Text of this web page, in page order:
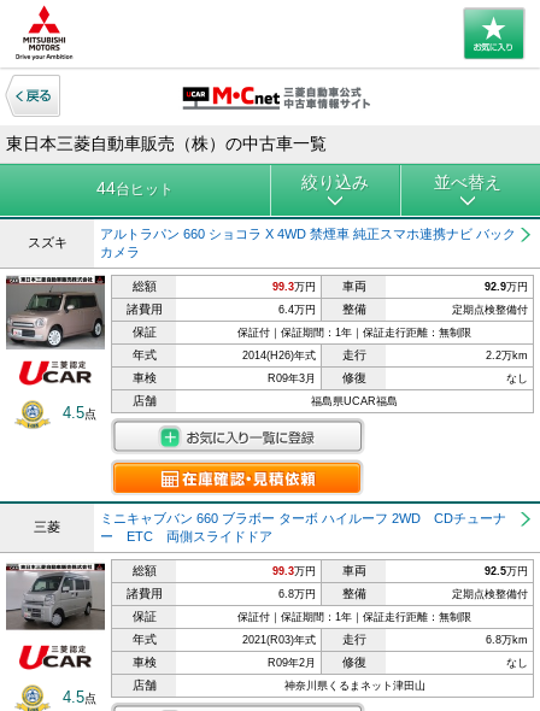
東日本三菱自動車販売（株）の中古車一覧
44台ヒット 絞り込み 並べ替え
スズキ
アルトラパン 660 ショコラ X 4WD 禁煙車 純正スマホ連携ナビ バック
カメラ
4.5点
総額 99.3万円 車両 92.9万円
諸費用 6.4万円 整備 定期点検整備付
保証 保証付｜保証期間：1年｜保証走行距離：無制限
年式 2014(H26)年式 走行 2.2万km
車検 R09年3月 修復 なし
店舗 福島県UCAR福島
三菱
ミニキャブバン 660 ブラボー ターボ ハイルーフ 2WD CDチューナ
ー ETC 両側スライドドア
4.5点
総額 99.3万円 車両 92.5万円
諸費用 6.8万円 整備 定期点検整備付
保証 保証付｜保証期間：1年｜保証走行距離：無制限
年式 2021(R03)年式 走行 6.8万km
車検 R09年2月 修復 なし
店舗 神奈川県くるまネット津田山